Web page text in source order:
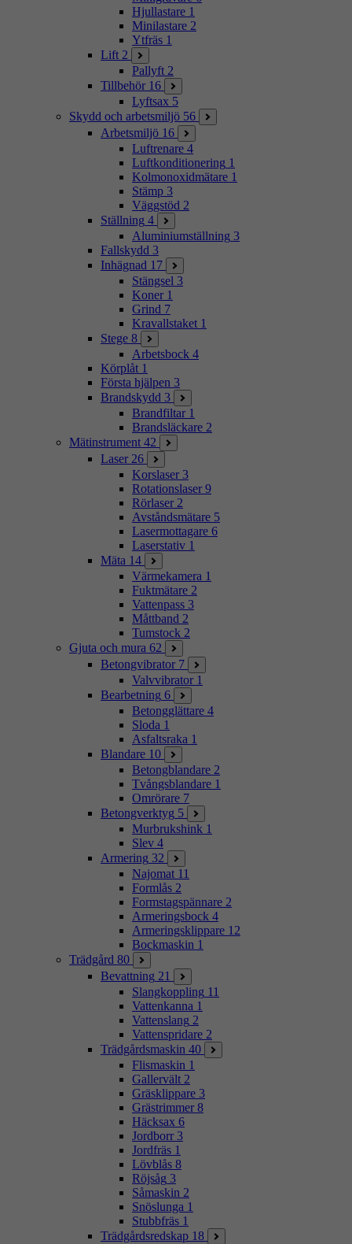
Hjullastare 1
Minilastare 2
Ytfräs 1
Lift 2
Pallyft 2
Tillbehör 16
Lyftsax 5
Skydd och arbetsmiljö 56
Arbetsmiljö 16
Luftrenare 4
Luftkonditionering 1
Kolmonoxidmätare 1
Stämp 3
Väggstöd 2
Ställning 4
Aluminiumställning 3
Fallskydd 3
Inhägnad 17
Stängsel 3
Koner 1
Grind 7
Kravallstaket 1
Stege 8
Arbetsbock 4
Körplåt 1
Första hjälpen 3
Brandskydd 3
Brandfiltar 1
Brandsläckare 2
Mätinstrument 42
Laser 26
Korslaser 3
Rotationslaser 9
Rörlaser 2
Avståndsmätare 5
Lasermottagare 6
Laserstativ 1
Mäta 14
Värmekamera 1
Fuktmätare 2
Vattenpass 3
Måttband 2
Tumstock 2
Gjuta och mura 62
Betongvibrator 7
Valvvibrator 1
Bearbetning 6
Betongglättare 4
Sloda 1
Asfaltsraka 1
Blandare 10
Betongblandare 2
Tvångsblandare 1
Omrörare 7
Betongverktyg 5
Murbrukshink 1
Slev 4
Armering 32
Najomat 11
Formlås 2
Formstagspännare 2
Armeringsbock 4
Armeringsklippare 12
Bockmaskin 1
Trädgård 80
Bevattning 21
Slangkoppling 11
Vattenkanna 1
Vattenslang 2
Vattenspridare 2
Trädgårdsmaskin 40
Flismaskin 1
Gallervält 2
Gräsklippare 3
Grästrimmer 8
Häcksax 6
Jordborr 3
Jordfräs 1
Lövblås 8
Röjsåg 3
Såmaskin 2
Snöslunga 1
Stubbfräs 1
Trädgårdsredskap 18